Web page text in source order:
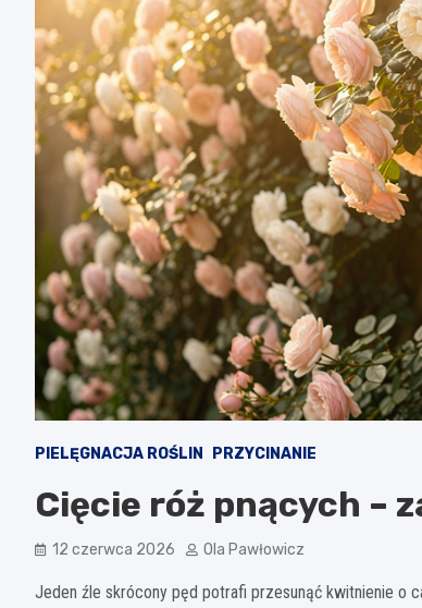
PIELĘGNACJA ROŚLIN PRZYCINANIE
Cięcie róż pnących –
12 czerwca 2026 Ola Pawłowicz
Jeden źle skrócony pęd potrafi przesunąć kwitnienie o